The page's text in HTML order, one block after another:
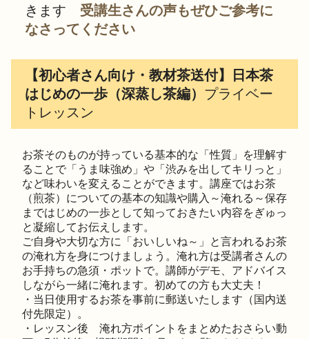
きます 受講生さんの声もぜひご参考に
なさってください
【初心者さん向け・教材茶送付】日本茶
はじめの一歩（深蒸し茶編） プライベー
トレッスン
お茶そのものが持っている基本的な「性質」を理解す
ることで「うま味強め」や「渋みを出してキリっと」
など味わいを変えることができます。講座ではお茶
（煎茶）についての基本の知識や購入～淹れる～保存
まではじめの一歩として知っておきたい内容をぎゅっ
と凝縮してお伝えします。
ご自身や大切な方に「おいしいね～」と言われるお茶
の淹れ方を身につけましょう。淹れ方は受講者さんの
お手持ちの急須・ポットで。講師がデモ、アドバイス
しながら一緒に淹れます。初めての方も大丈夫！
・当日使用するお茶を事前に郵送いたします（国内送
付先限定）。
・レッスン後 淹れ方ポイントをまとめたおさらい動